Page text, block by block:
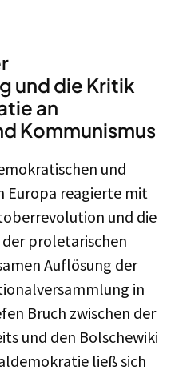
und die Kritik
an
Kommunismus
und
Europa reagierte mit
und die
proletarischen
Auflösung der
in
Bruch zwischen der
und den Bolschewiki
ließ sich